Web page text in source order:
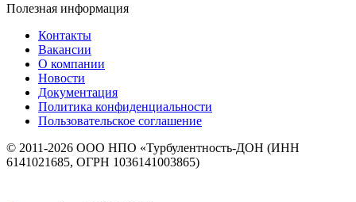
Полезная информация
Контакты
Вакансии
О компании
Новости
Документация
Политика конфиденциальности
Пользовательское соглашение
© 2011-2026 ООО НПО «Турбулентность-ДОН (ИНН
6141021685, ОГРН 1036141003865)